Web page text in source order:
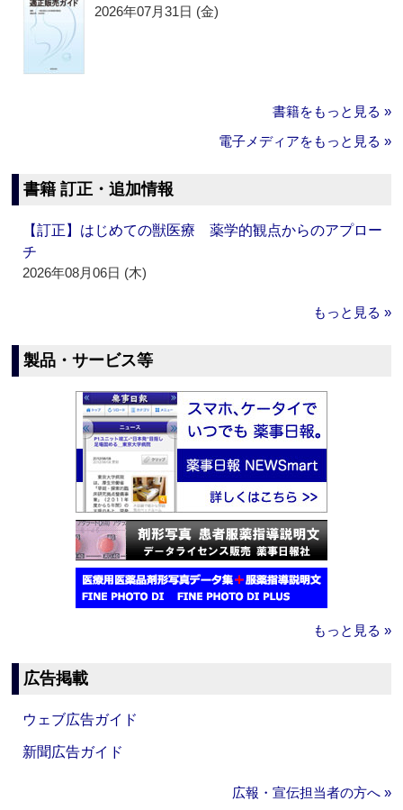
2026年07月31日 (金)
書籍をもっと見る »
電子メディアをもっと見る »
書籍 訂正・追加情報
【訂正】はじめての獣医療 薬学的観点からのアプロー
チ
2026年08月06日 (木)
もっと見る »
製品・サービス等
もっと見る »
広告掲載
ウェブ広告ガイド
新聞広告ガイド
広報・宣伝担当者の方へ »